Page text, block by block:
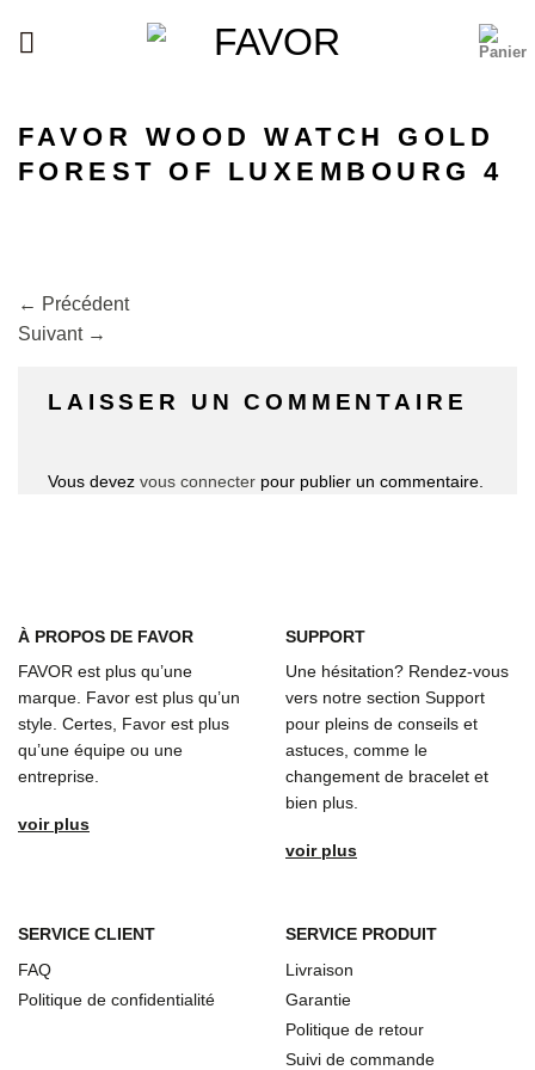
FAVOR WOOD WATCH GOLD
FOREST OF LUXEMBOURG 4
← Précédent
Suivant →
LAISSER UN COMMENTAIRE
Vous devez vous connecter pour publier un commentaire.
À PROPOS DE FAVOR
FAVOR est plus qu’une
marque. Favor est plus qu’un
style. Certes, Favor est plus
qu’une équipe ou une
entreprise.
voir plus
SUPPORT
Une hésitation? Rendez-vous
vers notre section Support
pour pleins de conseils et
astuces, comme le
changement de bracelet et
bien plus.
voir plus
SERVICE CLIENT
FAQ
Politique de confidentialité
SERVICE PRODUIT
Livraison
Garantie
Politique de retour
Suivi de commande